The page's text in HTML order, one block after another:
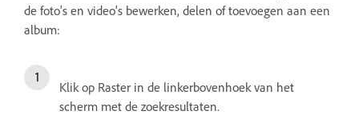
de foto's en video's bewerken, delen of toevoegen aan een
album:
Klik op Raster in de linkerbovenhoek van het
scherm met de zoekresultaten.